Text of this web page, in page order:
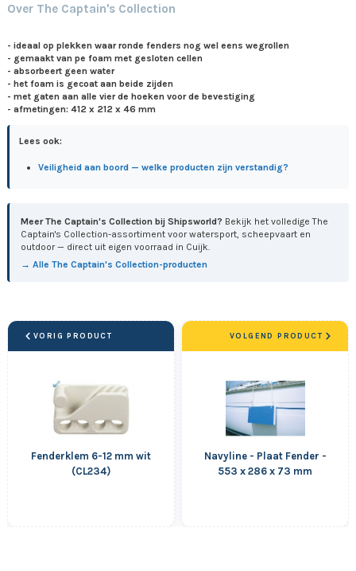
Over The Captain's Collection
- ideaal op plekken waar ronde fenders nog wel eens wegrollen
- gemaakt van pe foam met gesloten cellen
- absorbeert geen water
- het foam is gecoat aan beide zijden
- met gaten aan alle vier de hoeken voor de bevestiging
- afmetingen: 412 x 212 x 46 mm
Lees ook:
Veiligheid aan boord — welke producten zijn verstandig?
Meer The Captain's Collection bij Shipsworld? Bekijk het volledige The
Captain's Collection-assortiment voor watersport, scheepvaart en
outdoor — direct uit eigen voorraad in Cuijk.
→ Alle The Captain's Collection-producten
VORIG PRODUCT
Fenderklem 6-12 mm wit
(CL234)
Navyline - Plaat Fender -
553 x 286 x 73 mm
VOLGEND PRODUCT